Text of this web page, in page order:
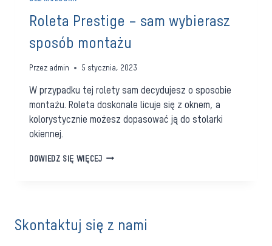
Roleta Prestige – sam wybierasz
sposób montażu
Przez admin 5 stycznia, 2023
W przypadku tej rolety sam decydujesz o sposobie
montażu. Roleta doskonale licuje się z oknem, a
kolorystycznie możesz dopasować ją do stolarki
okiennej.
DOWIEDZ SIĘ WIĘCEJROLETA
MONTAŻU
Skontaktuj się z nami